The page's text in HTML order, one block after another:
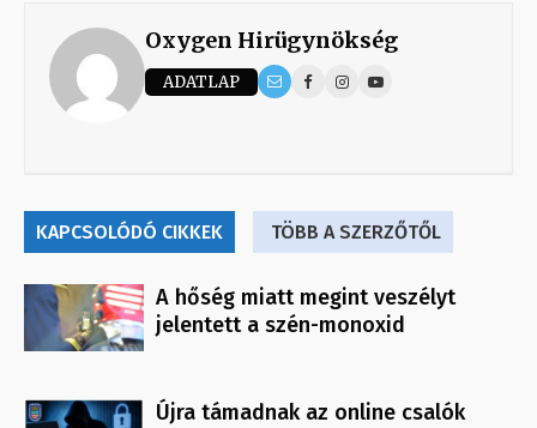
Oxygen Hirügynökség
ADATLAP
KAPCSOLÓDÓ CIKKEK TÖBB A SZERZŐTŐL
A hőség miatt megint veszélyt
jelentett a szén-monoxid
Újra támadnak az online csalók